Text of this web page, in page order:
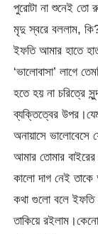
পুরোটা না শুনেই তো
মৃদু স্বরে বললাম,
ইফতি আমার হাতে
‘ভালোবাসা’ লাগে
হতে হয় না চরিত্রে
ব্যক্তিত্বের
অনায়াসে ভালোবেসে
আমার তোমার
কালো দাগ নেই
কথা গুলো বলে ইফতি
তাকিয়ে